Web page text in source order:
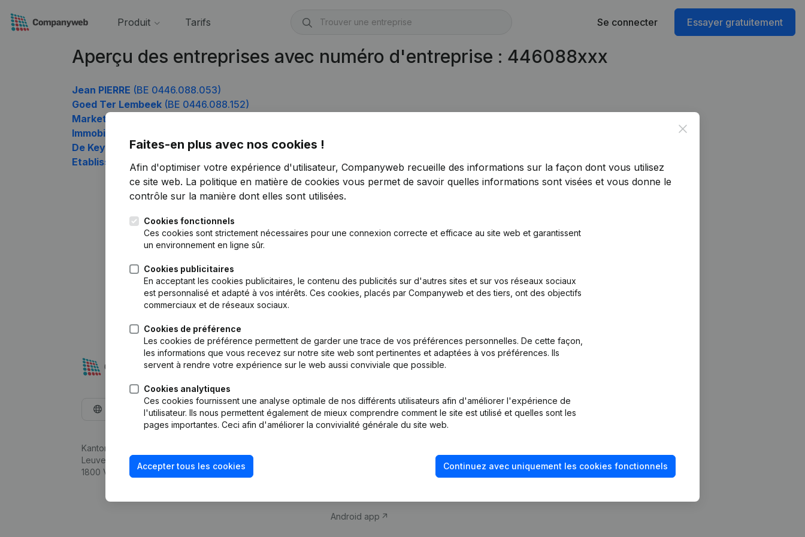
Produit Tarifs Se connecter Essayer gratuitement
Aperçu des entreprises avec numéro d'entreprise : 446088xxx
Jean PIERRE (BE 0446.088.053)
Goed Ter Lembeek (BE 0446.088.152)
Marketproof
Immobiliere Daloze
De Keyser
(BE 0446.088.449)
Etablissements KALBERT
(BE 0446.088.548)
Close
Faites-en plus avec nos cookies !
Afin d'optimiser votre expérience d'utilisateur, Companyweb recueille des informations sur la façon dont vous utilisez
ce site web. La politique en matière de cookies vous permet de savoir quelles informations sont visées et vous donne le
contrôle sur la manière dont elles sont utilisées.
Cookies fonctionnels
Ces cookies sont strictement nécessaires pour une connexion correcte et efficace au site web et garantissent
un environnement en ligne sûr.
Cookies publicitaires
En acceptant les cookies publicitaires, le contenu des publicités sur d'autres sites et sur vos réseaux sociaux
est personnalisé et adapté à vos intérêts. Ces cookies, placés par Companyweb et des tiers, ont des objectifs
commerciaux et de réseaux sociaux.
Cookies de préférence
Les cookies de préférence permettent de garder une trace de vos préférences personnelles. De cette façon,
les informations que vous recevez sur notre site web sont pertinentes et adaptées à vos préférences. Ils
servent à rendre votre expérience sur le web aussi conviviale que possible.
Cookies analytiques
Ces cookies fournissent une analyse optimale de nos différents utilisateurs afin d'améliorer l'expérience de
l'utilisateur. Ils nous permettent également de mieux comprendre comment le site est utilisé et quelles sont les
pages importantes. Ceci afin d'améliorer la convivialité générale du site web.
Accepter tous les cookies Continuez avec uniquement les cookies fonctionnels
Français
Kantorenpark Everest
Leuvensesteenweg 248D,
1800 Vilvoorde
Produit
d’entreprise
Monitoring
Android app
fraude
Consulter des comptes annuels
Vérification de la solvabilité